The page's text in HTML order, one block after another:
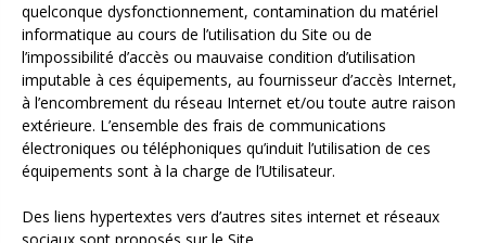
quelconque dysfonctionnement, contamination du matériel
informatique au cours de l’utilisation du Site ou de
l’impossibilité d’accès ou mauvaise condition d’utilisation
imputable à ces équipements, au fournisseur d’accès Internet,
à l’encombrement du réseau Internet et/ou toute autre raison
extérieure. L’ensemble des frais de communications
électroniques ou téléphoniques qu’induit l’utilisation de ces
équipements sont à la charge de l’Utilisateur.
Des liens hypertextes vers d’autres sites internet et réseaux